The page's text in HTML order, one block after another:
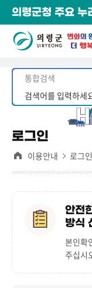
의령군청 주요 누
로그인
이용안내 로그인
안전
방식
본인확
주십시